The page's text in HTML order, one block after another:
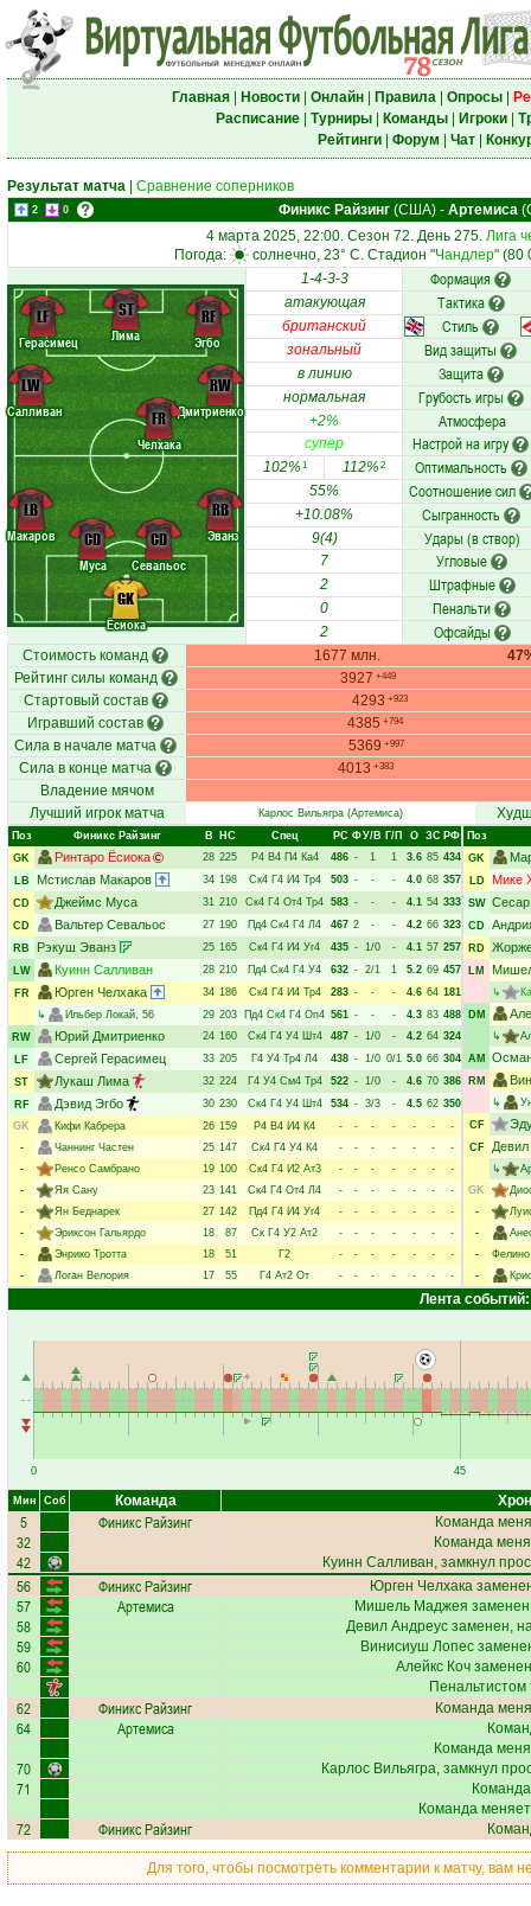
Главная| Новости| Онлайн| Правила| Опросы|
Расписание| Турниры| Команды| Игроки|
Рейтинги| Форум Чат|
Результат матча Сравнение соперников
2 0 Финикс Райзинг(США)- Артемиса
4 марта 2025, 22:00. Сезон 72. День 275. Лига
Погода:
солнечно, 23° C. Стадион "Чандлер" (80
Ёсиока
Макаров
Муса
Севальос
Эванз
Салливан
Челхака
Дмитриенко
Герасимец Лима Эгбо
GK
LB
CD
CD
RB
LW
FR
RW
LF ST RF
1-4-3-3 Формация
атакующая Тактика
британский Стиль
зональный Вид защиты
в линию Защита
нормальная Грубость игры
+2% Атмосфера
супер Настрой на игру
102%1 112%2 Оптимальность
55% Соотношение сил
+10.08% Сыгранность
9(4) Удары (в створ)
7 Угловые
2 Штрафные
0 Пенальти
2 Офсайды
Стоимость команд 1677 млн.
Рейтинг силы команд
3927 +449
Стартовый состав 4293 +923
Игравший состав 4385 +794
Сила в начале матча 5369 +997
Сила в конце матча 4013 +383
Владение мячом
Лучший игрок матча
Карлос Вильягра (Артемиса)
Поз Финикс Райзинг В НC Спец РC ФУ/В Г/П О ЗС РФ
GK
Ринтаро Ёсиока 28 225 Р4 В4 П4 Ка4 486 - 1 1 3.6 85 434
LB
Мстислав Макаров 34 198 Ск4 Г4 И4 Тр4 503 - - - 4.0 68 357
CD
Джеймс Муса 31 210 Ск4 Г4 От4 Тр4 583 - - - 4.1 54 333
CD
Вальтер Севальос 27 190 Пд4 Ск4 Г4 Л4 467 2 - - 4.2 66 323
RB
Рэкуш Эванз 25 165 Ск4 Г4 И4 Уг4 435 - 1/0 - 4.1 57 257
LW
Куинн Салливан 28 210 Пд4 Ск4 Г4 У4 632 - 2/1 1 5.2 69 457
FR
Юрген Челхака 34 186 Ск4 Г4 И4 Тр4 283 - - - 4.6 64 181
↳
Ильбер Локай, 56 29 203 Пд4 Ск4 Г4 Оп4 561 - - - 4.3 83 488
RW
Юрий Дмитриенко 24 160 Ск4 Г4 У4 Шт4 487 - 1/0 - 4.2 64 324
LF
Сергей Герасимец 33 205 Г4 У4 Тр4 Л4 438 - 1/0 0/1 5.0 66 304
ST
Лукаш Лима 32 224 Г4 У4 См4 Тр4 522 - 1/0 - 4.6 70 386
RF
Дэвид Эгбо 30 230 Ск4 Г4 У4 Шт4 534 - 3/3 - 4.5 62 350
GK
Кифи Кабрера 26 159 Р4 В4 И4 К4 - - - - - -
-
-
Чаннинг Частен 25 147 Ск4 Г4 У4 К4 - - - - - -
-
-
Ренсо Самбрано 19 100 Ск4 Г4 И2 Ат3 - - - - - -
-
-
Яя Сану 23 141 Ск4 Г4 От4 Л4 - - - - - -
-
-
Ян Беднарек 27 142 Пд4 Г4 И4 Уг4 - - - - - -
-
-
Эриксон Гальярдо 18 87 Ск Г4 У2 Ат2 - - - - - -
-
-
Энрико Тротта 18 51 Г2 - - - - - -
-
-
Логан Велория 17 55 Г4 Ат2 От - - - - - - -
Поз
GK
LD Мике
SW
CD
RD
LM
↳
DM
↳
AM
RM
↳
CF
CF
↳
GK
-
-
-
-
Лента событий:
0 45
Мин Соб Команда
5 Финикс Райзинг Команда
32 Команда
42 Куинн Салливан, замкнул
56 Финикс Райзинг Юрген Челхака
57 Артемиса Мишель Маджея
58 Девил Андреус заменен,
59 Винисиуш Лопес
60 Алейкс Коч
62 Финикс Райзинг Команда
64 Артемиса
Команда
70 Карлос Вильягра, замкнул
71
Команда
72 Финикс Райзинг
Для того, чтобы посмотреть комментарии к матчу, вам